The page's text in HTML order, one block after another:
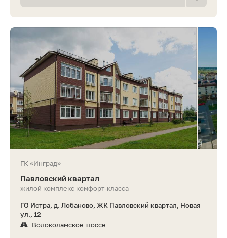
ГК «Инград»
Павловский квартал
жилой комплекс комфорт-класса
ГО Истра, д. Лобаново, ЖК Павловский квартал, Новая
ул., 12
Волоколамское шоссе